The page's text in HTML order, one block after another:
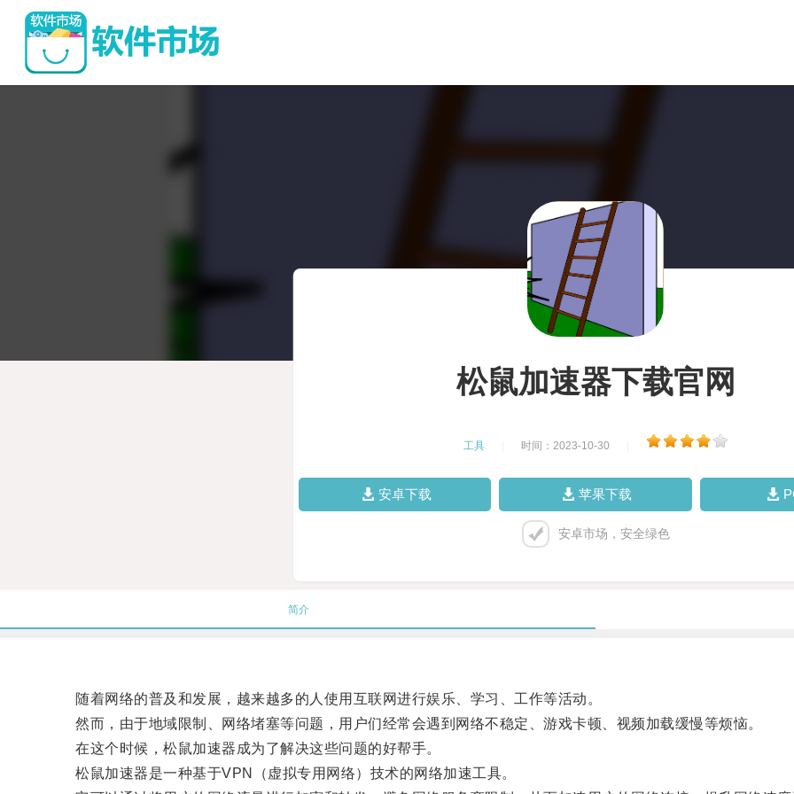
松鼠加速器下载官网
工具 时间：2023-10-30
安卓下载 苹果下载
安卓市场，安全绿色
简介
随着网络的普及和发展，越来越多的人使用互联网进行娱乐、学习、工作等活动。
然而，由于地域限制、网络堵塞等问题，用户们经常会遇到网络不稳定、游戏卡顿、视频加载缓慢等烦恼。
在这个时候，松鼠加速器成为了解决这些问题的好帮手。
松鼠加速器是一种基于VPN（虚拟专用网络）技术的网络加速工具。